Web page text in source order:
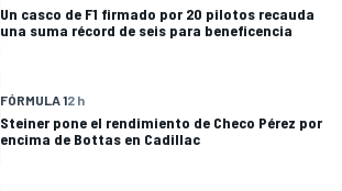
Un casco de F1 firmado por 20 pilotos recauda
una suma récord de seis para beneficencia
FÓRMULA 12 h
Steiner pone el rendimiento de Checo Pérez por
encima de Bottas en Cadillac